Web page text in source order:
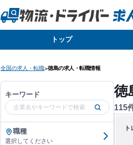
トップ
全国の求人・転職>徳島の求人・転職情報
キーワード
職種
選択してください
徳
115